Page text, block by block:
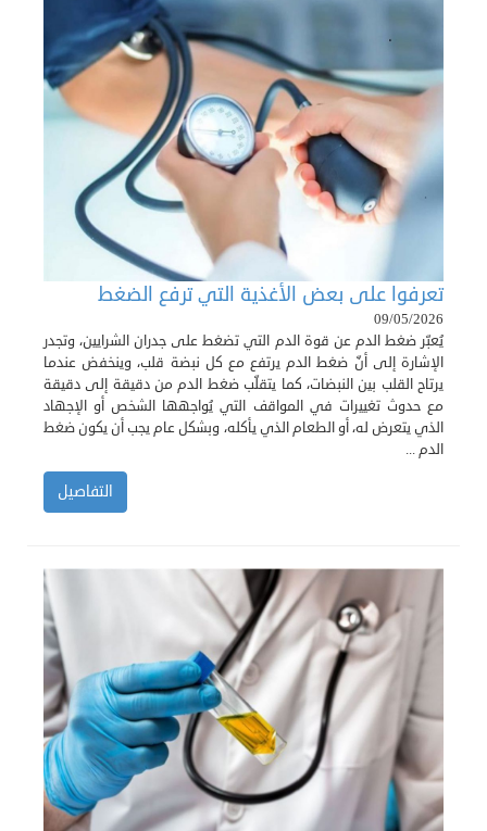
تعرفوا على بعض الأغذية التي ترفع الضغط
09/05/2026
يُعبّر ضغط الدم عن قوة الدم التي تضغط على جدران الشرايين، وتجدر
الإشارة إلى أنّ ضغط الدم يرتفع مع كل نبضة قلب، وينخفض عندما
يرتاح القلب بين النبضات، كما يتقلّب ضغط الدم من دقيقة إلى دقيقة
مع حدوث تغييرات في المواقف التي يُواجهها الشخص أو الإجهاد
الذي يتعرض له، أو الطعام الذي يأكله، وبشكل عام يجب أن يكون ضغط
الدم ...
التفاصيل